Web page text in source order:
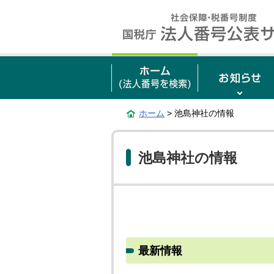
ホーム > 池島神社の情報
池島神社の情報
最新情報